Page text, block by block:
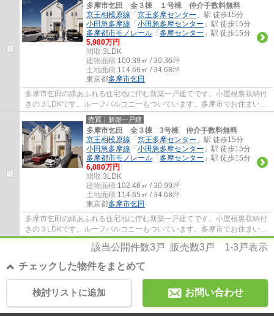
多摩市乞田 全３棟 １号棟 仲介手数料無料
京王相模原線 「 京王多摩センター 」駅 徒歩15分
小田急多摩線 「 小田急多摩センター 」駅 徒歩15分
多摩都市モノレール 「 多摩センター 」駅 徒歩15分
5,980万円
間取:3LDK
建物面積:100.39㎡ / 30.36坪
土地面積:114.66㎡ / 34.68坪
東京都多摩市乞田
多摩市乞田の緑あふれる住宅地に佇む新築一戸建てです。小屋根裏収納付
きの３LDKです。ルーフバルコニーもついています。多摩市でお住まいを
お探しなら多摩地区に詳しいエージーホーム...
売買｜新築一戸建
多摩市乞田 全３棟 3号棟 仲介手数料無料
京王相模原線 「 京王多摩センター 」駅 徒歩15分
小田急多摩線 「 小田急多摩センター 」駅 徒歩15分
多摩都市モノレール 「 多摩センター 」駅 徒歩15分
6,080万円
間取:3LDK
建物面積:102.46㎡ / 30.99坪
土地面積:114.65㎡ / 34.68坪
東京都多摩市乞田
多摩市乞田の緑あふれる住宅地に佇む新築一戸建てです。小屋根裏収納付
きの３LDKです。ルーフバルコニーもついています。多摩市でお住まいを
お探しなら多摩地区に詳しいエージーホーム...
該当公開件数3 戸 販売数3 戸 1-3 戸表示
チェックした物件をまとめて
お問い合わせ
検討リストに追加